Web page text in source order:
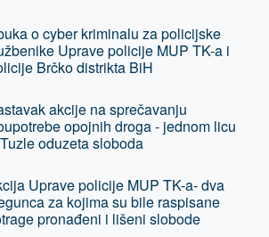
o cyber kriminalu za policijske
Uprave policije MUP TK-a i
Brčko distrikta BiH
akcije na sprečavanju
opojnih droga - jednom licu
oduzeta sloboda
Uprave policije MUP TK-a- dva
za kojima su bile raspisane
pronađeni i lišeni slobode